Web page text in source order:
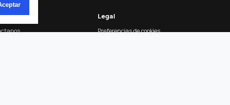
Legal
Preferencias de cookies